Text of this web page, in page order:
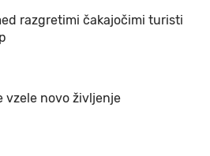
razgretimi čakajočimi turisti
vzele novo življenje